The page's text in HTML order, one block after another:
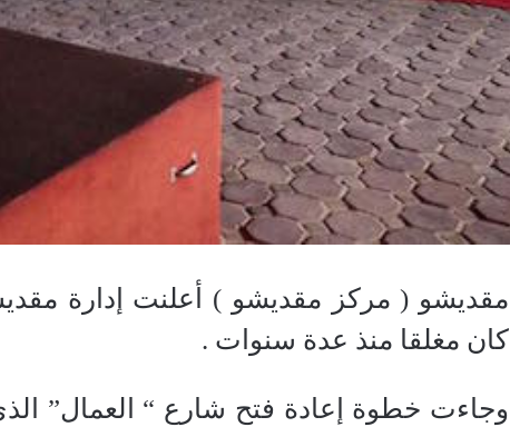
مقديشو ( مركز مقديشو ) أعلنت إدارة
كان مغلقا منذ عدة سنوات .
وجاءت خطوة إعادة فتح شارع “ العمال”